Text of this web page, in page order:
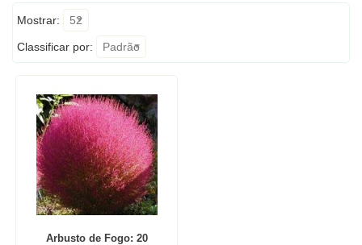
Mostrar: 52
Classificar por: Padrão
Arbusto de Fogo: 20